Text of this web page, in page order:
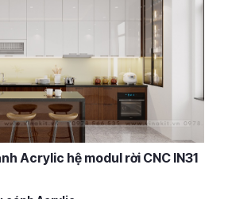
Acrylic hệ modul rời CNC IN31